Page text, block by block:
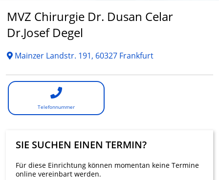
MVZ Chirurgie Dr. Dusan Celar
Dr.Josef Degel
Mainzer Landstr. 191, 60327 Frankfurt
Telefonnummer
SIE SUCHEN EINEN TERMIN?
Für diese Einrichtung können momentan keine Termine
online vereinbart werden.